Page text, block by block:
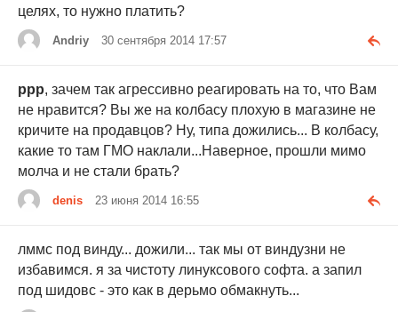
целях, то нужно платить?
Andriy 30 сентября 2014 17:57
ррр, зачем так агрессивно реагировать на то, что Вам
не нравится? Вы же на колбасу плохую в магазине не
кричите на продавцов? Ну, типа дожились... В колбасу,
какие то там ГМО наклали...Наверное, прошли мимо
молча и не стали брать?
denis 23 июня 2014 16:55
лммс под винду... дожили... так мы от виндузни не
избавимся. я за чистоту линуксового софта. а запил
под шидовс - это как в дерьмо обмакнуть...